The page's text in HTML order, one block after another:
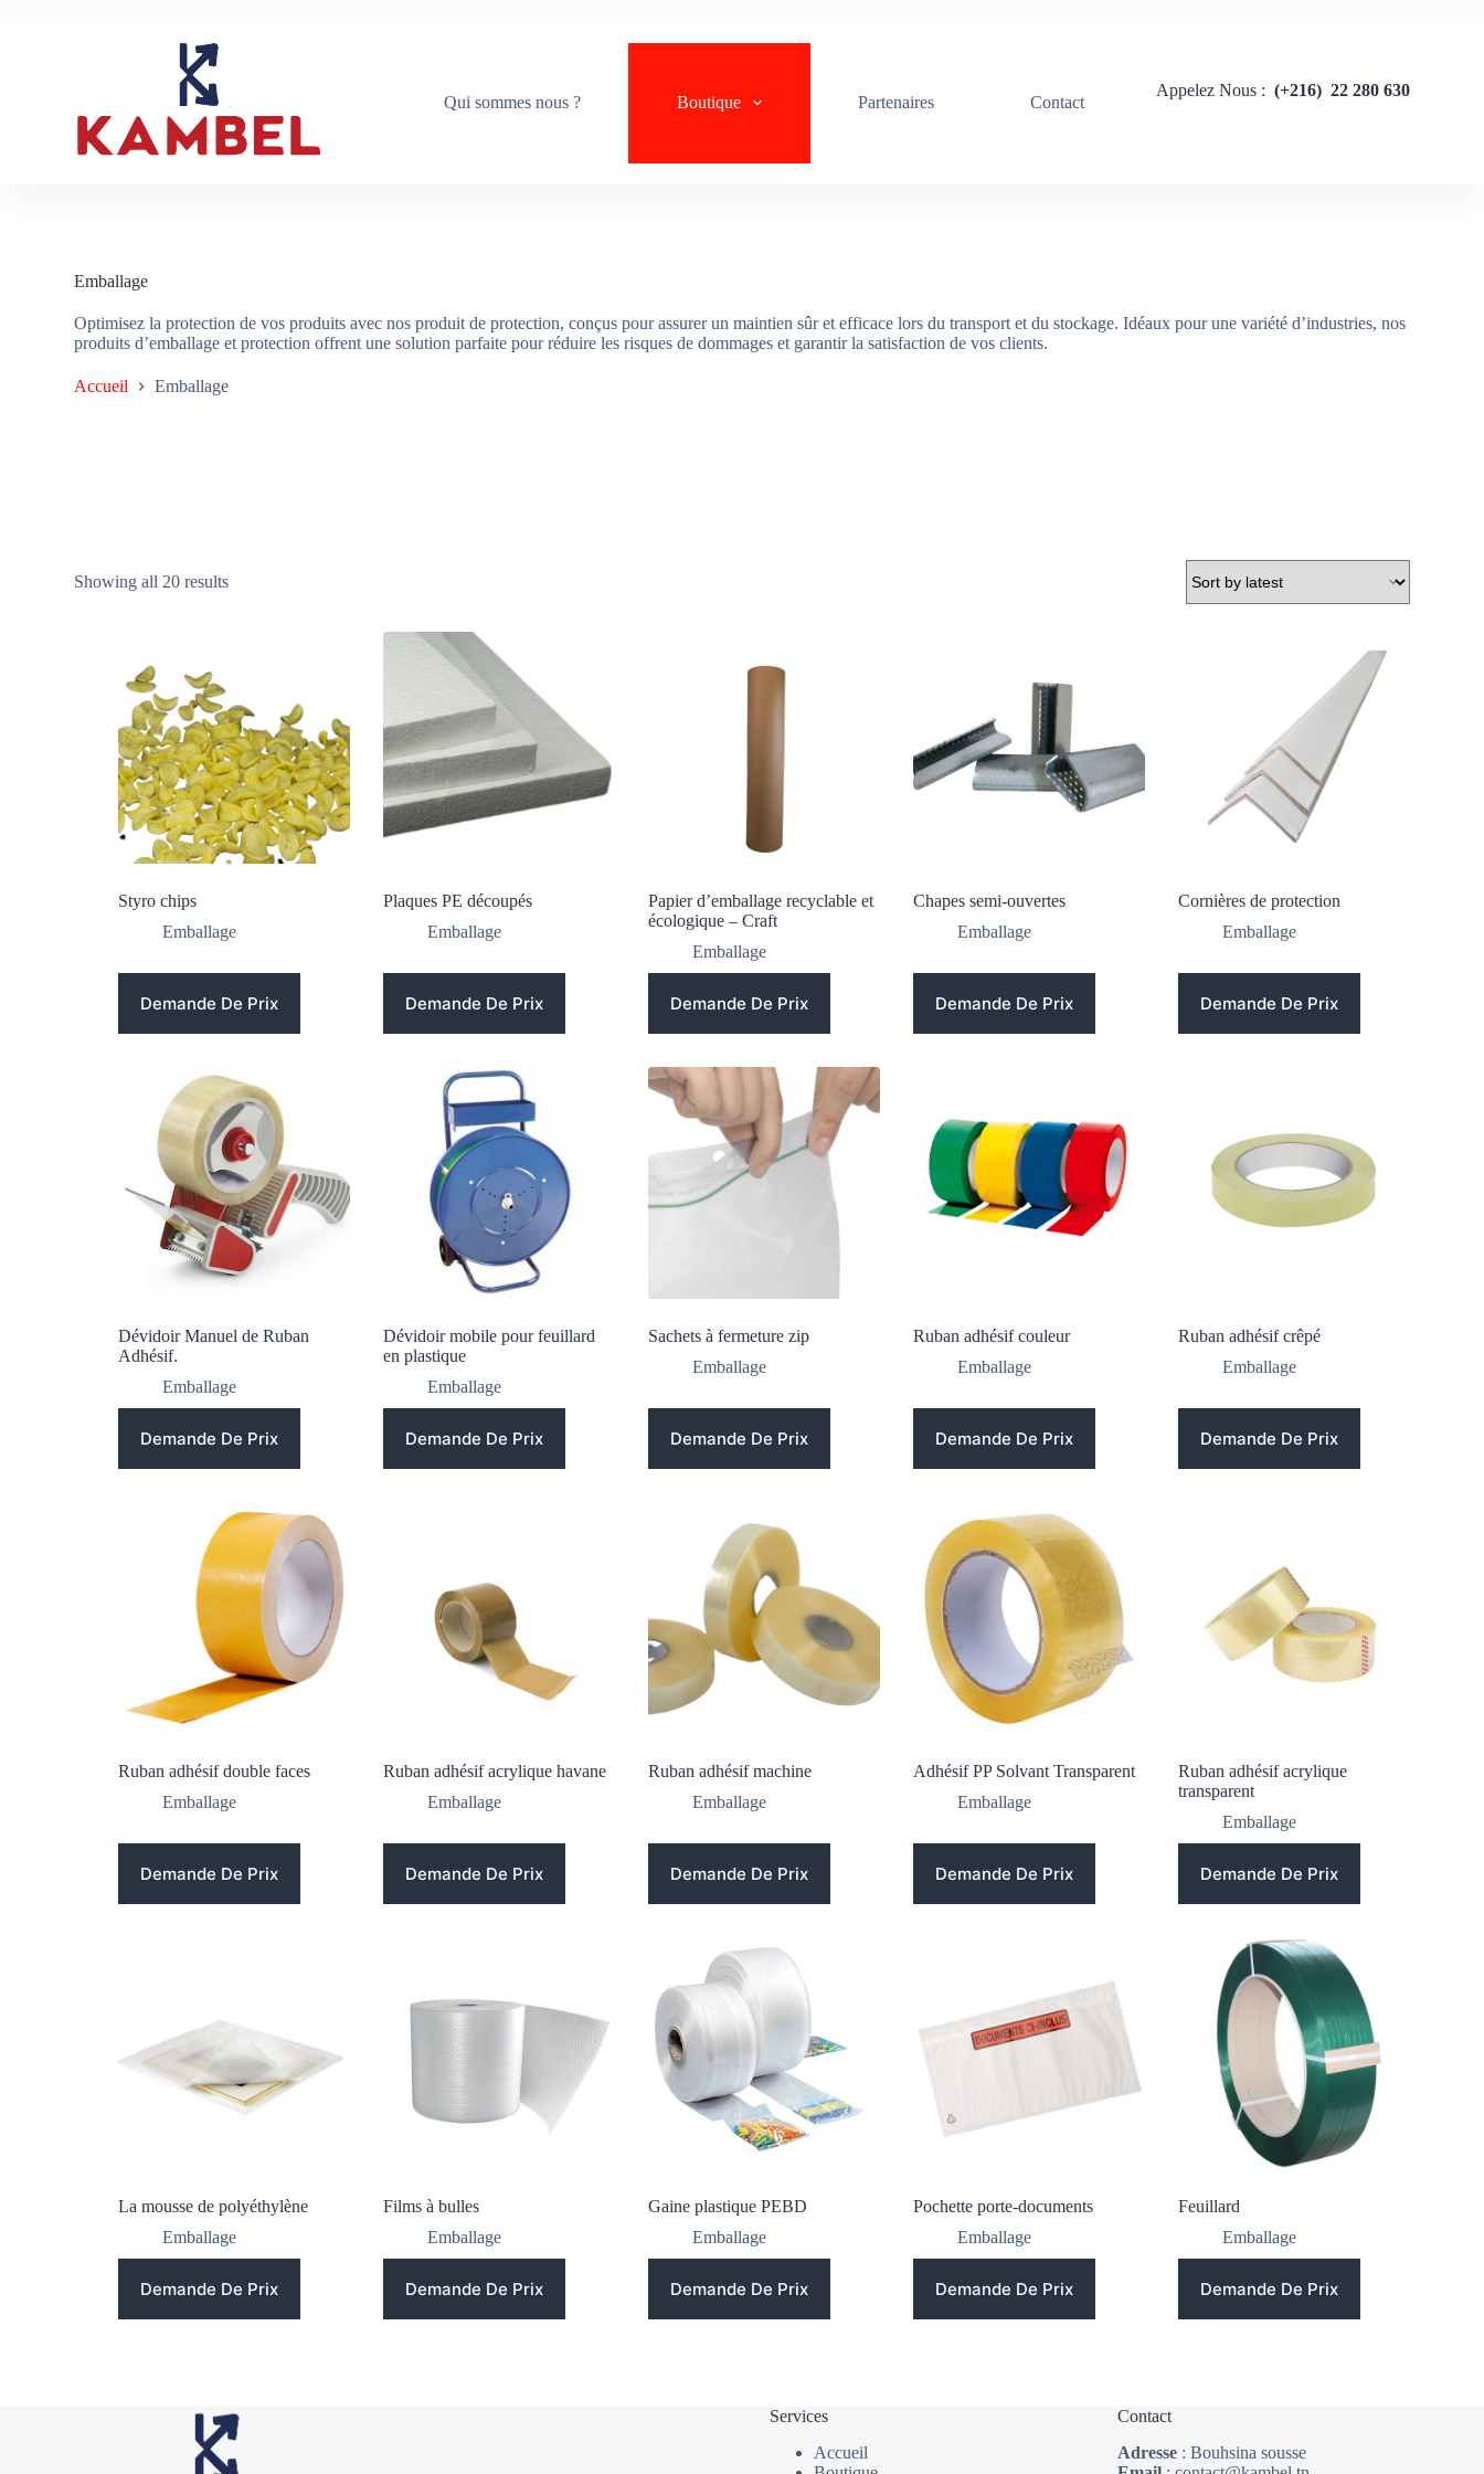
Qui sommes nous ? Boutique Partenaires Contact
Appelez Nous : (+216) 22 280 630
Emballage
Optimisez la protection de vos produits avec nos produit de protection, conçus pour assurer un maintien sûr et efficace lors du transport et du stockage. Idéaux pour une variété d’industries, nos
produits d’emballage et protection offrent une solution parfaite pour réduire les risques de dommages et garantir la satisfaction de vos clients.
Accueil Emballage
Showing all 20 results
Styro chips
Emballage
Demande De Prix
Plaques PE découpés
Emballage
Demande De Prix
Papier d’emballage recyclable et
écologique – Craft
Emballage
Demande De Prix
Chapes semi-ouvertes
Emballage
Demande De Prix
Cornières de protection
Emballage
Demande De Prix
Dévidoir Manuel de Ruban
Adhésif.
Emballage
Demande De Prix
Dévidoir mobile pour feuillard
en plastique
Emballage
Demande De Prix
Sachets à fermeture zip
Emballage
Demande De Prix
Ruban adhésif couleur
Emballage
Demande De Prix
Ruban adhésif crêpé
Emballage
Demande De Prix
Ruban adhésif double faces
Emballage
Demande De Prix
Ruban adhésif acrylique havane
Emballage
Demande De Prix
Ruban adhésif machine
Emballage
Demande De Prix
Adhésif PP Solvant Transparent
Emballage
Demande De Prix
Ruban adhésif acrylique
transparent
Emballage
Demande De Prix
La mousse de polyéthylène
Emballage
Demande De Prix
Films à bulles
Emballage
Demande De Prix
Gaine plastique PEBD
Emballage
Demande De Prix
Pochette porte-documents
Emballage
Demande De Prix
Feuillard
Emballage
Demande De Prix
Services
Accueil
Contact
Adresse : Bouhsina sousse